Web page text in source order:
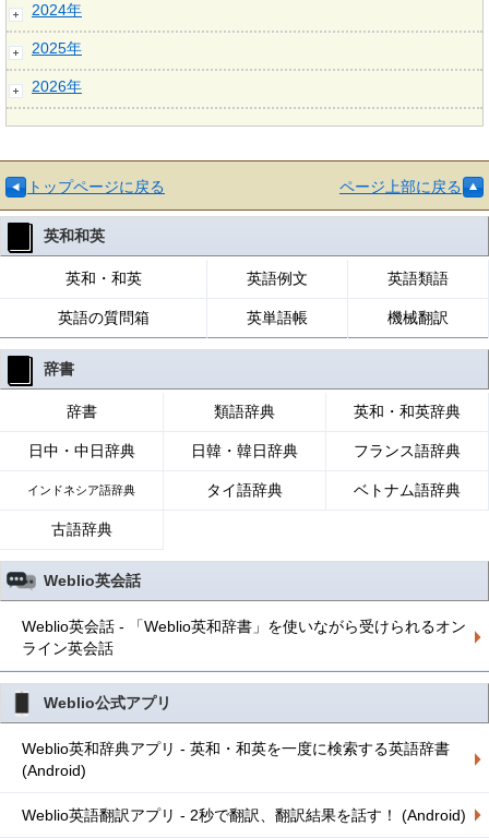
2024年
2025年
2026年
トップページに戻る ページ上部に戻る
英和和英
英和・和英 英語例文 英語類語
英語の質問箱 英単語帳 機械翻訳
辞書
辞書 類語辞典 英和・和英辞典
日中・中日辞典 日韓・韓日辞典 フランス語辞典
インドネシア語辞典 タイ語辞典 ベトナム語辞典
古語辞典
Weblio英会話
Weblio英会話 - 「Weblio英和辞書」を使いながら受けられるオン
ライン英会話
Weblio公式アプリ
Weblio英和辞典アプリ - 英和・和英を一度に検索する英語辞書
(Android)
Weblio英語翻訳アプリ - 2秒で翻訳、翻訳結果を話す！ (Android)